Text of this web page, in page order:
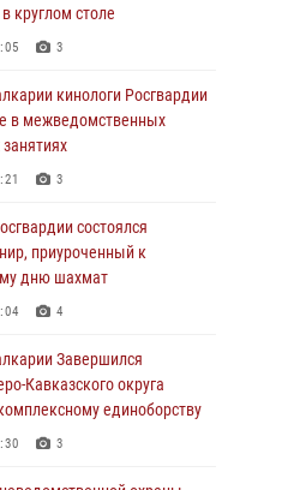
тыла с
праздником
безопасность
направлении
встреча директора
России генерала армии
с заместителем
Президента
Виталием Кузнецовым
1
по Кабардино-
круглом столе
3
кинологи Росгвардии
в межведомственных
3
состоялся
приуроченный к
дню шахмат
4
Завершился
Кавказского округа
единоборству
3